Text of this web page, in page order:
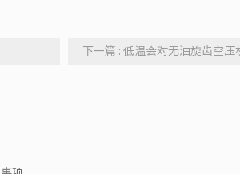
下一篇 : 低温会对无油旋齿空压